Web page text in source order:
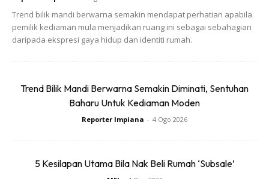
Trend bilik mandi berwarna semakin mendapat perhatian apabila
pemilik kediaman mula menjadikan ruang ini sebagai sebahagian
daripada ekspresi gaya hidup dan identiti rumah.
Trend Bilik Mandi Berwarna Semakin Diminati, Sentuhan
Baharu Untuk Kediaman Moden
Reporter Impiana - 4 Ogo 2026
5 Kesilapan Utama Bila Nak Beli Rumah ‘Subsale’